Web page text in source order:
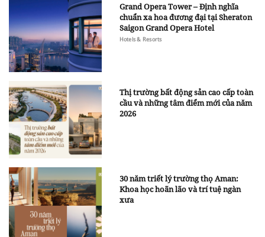
Grand Opera Tower – Định nghĩa
chuẩn xa hoa đương đại tại Sheraton
Saigon Grand Opera Hotel
Hotels & Resorts
Thị trường bất động sản cao cấp toàn
cầu và những tâm điểm mới của năm
2026
30 năm triết lý trường thọ Aman:
Khoa học hoãn lão và trí tuệ ngàn
xưa